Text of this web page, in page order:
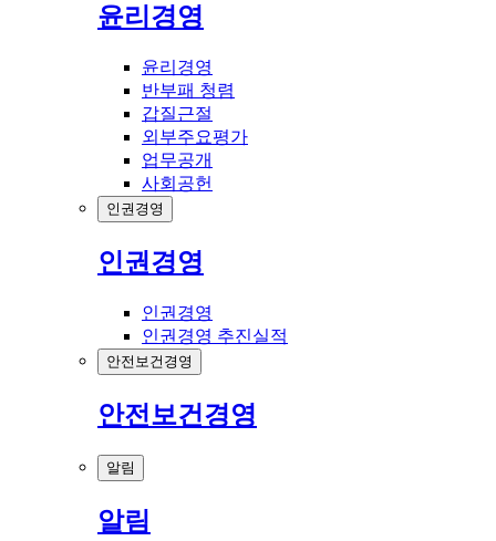
윤리경영
윤리경영
반부패 청렴
갑질근절
외부주요평가
업무공개
사회공헌
인권경영
인권경영
인권경영
인권경영 추진실적
안전보건경영
안전보건경영
알림
알림